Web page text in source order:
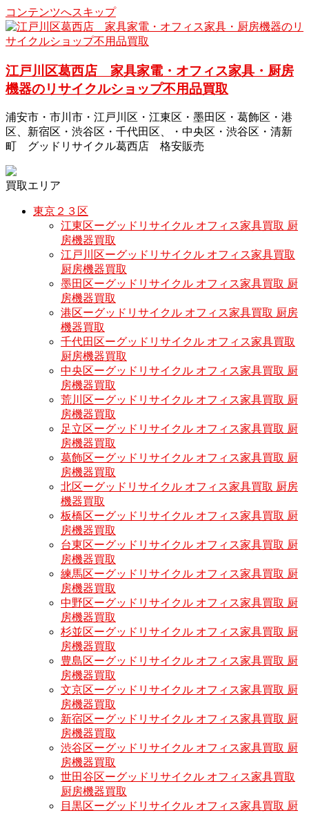
コンテンツへスキップ
江戸川区葛西店 家具家電・オフィス家具・厨房
機器のリサイクルショップ不用品買取
浦安市・市川市・江戸川区・江東区・墨田区・葛飾区・港
区、新宿区・渋谷区・千代田区、・中央区・渋谷区・清新
町 グッドリサイクル葛西店 格安販売
買取エリア
東京２３区
江東区ーグッドリサイクル オフィス家具買取 厨
房機器買取
江戸川区ーグッドリサイクル オフィス家具買取
厨房機器買取
墨田区ーグッドリサイクル オフィス家具買取 厨
房機器買取
港区ーグッドリサイクル オフィス家具買取 厨房
機器買取
千代田区ーグッドリサイクル オフィス家具買取
厨房機器買取
中央区ーグッドリサイクル オフィス家具買取 厨
房機器買取
荒川区ーグッドリサイクル オフィス家具買取 厨
房機器買取
足立区ーグッドリサイクル オフィス家具買取 厨
房機器買取
葛飾区ーグッドリサイクル オフィス家具買取 厨
房機器買取
北区ーグッドリサイクル オフィス家具買取 厨房
機器買取
板橋区ーグッドリサイクル オフィス家具買取 厨
房機器買取
台東区ーグッドリサイクル オフィス家具買取 厨
房機器買取
練馬区ーグッドリサイクル オフィス家具買取 厨
房機器買取
中野区ーグッドリサイクル オフィス家具買取 厨
房機器買取
杉並区ーグッドリサイクル オフィス家具買取 厨
房機器買取
豊島区ーグッドリサイクル オフィス家具買取 厨
房機器買取
文京区ーグッドリサイクル オフィス家具買取 厨
房機器買取
新宿区ーグッドリサイクル オフィス家具買取 厨
房機器買取
渋谷区ーグッドリサイクル オフィス家具買取 厨
房機器買取
世田谷区ーグッドリサイクル オフィス家具買取
厨房機器買取
目黒区ーグッドリサイクル オフィス家具買取 厨